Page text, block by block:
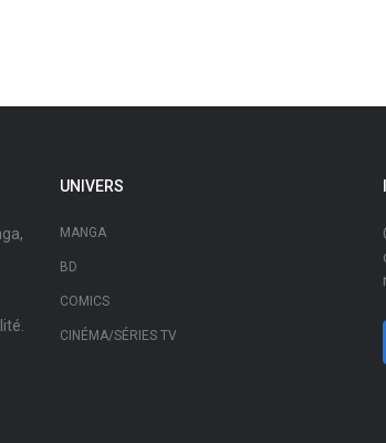
UNIVERS
MANGA
BD
COMICS
CINÉMA/SÉRIES TV